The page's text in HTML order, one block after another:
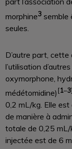
morphine3 semble
seules.
D’autre part,
l’utilisation
oxymorphone,
médétomidine) [1–3]
0,2 mL/kg. Elle
de manière à
totale de 0,25 mL/
injectée est de 6